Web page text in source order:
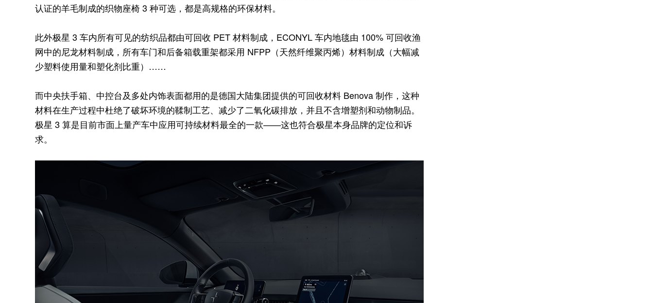
认证的羊毛制成的织物座椅 3 种可选，都是高规格的环保材料。
此外极星 3 车内所有可见的纺织品都由可回收 PET 材料制成，ECONYL 车内地毯由 100% 可回收渔
网中的尼龙材料制成，所有车门和后备箱载重架都采用 NFPP（天然纤维聚丙烯）材料制成（大幅减
少塑料使用量和塑化剂比重）……
而中央扶手箱、中控台及多处内饰表面都用的是德国大陆集团提供的可回收材料 Benova 制作，这种
材料在生产过程中杜绝了破坏环境的鞣制工艺、减少了二氧化碳排放，并且不含增塑剂和动物制品。
极星 3 算是目前市面上量产车中应用可持续材料最全的一款——这也符合极星本身品牌的定位和诉
求。